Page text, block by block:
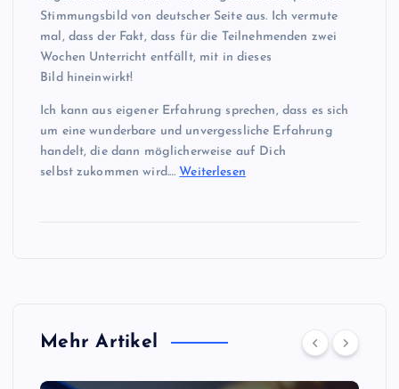
Stimmungsbild von deutscher Seite aus. Ich vermute
mal, dass der Fakt, dass für die Teilnehmenden zwei
Wochen Unterricht entfällt, mit in dieses
Bild hineinwirkt!
Ich kann aus eigener Erfahrung sprechen, dass es sich
um eine wunderbare und unvergessliche Erfahrung
handelt, die dann möglicherweise auf Dich
selbst zukommen wird.… Weiterlesen
Mehr Artikel